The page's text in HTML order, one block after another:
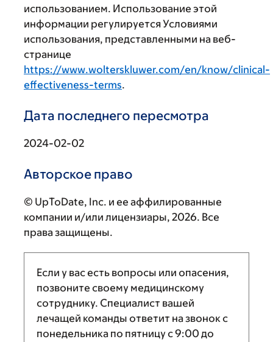
использованием. Использование этой
информации регулируется Условиями
использования, представленными на веб-
странице
https://www.wolterskluwer.com/en/know/clinical-
effectiveness-terms.
Дата последнего пересмотра
2024-02-02
Авторское право
© UpToDate, Inc. и ее аффилированные
компании и/или лицензиары, 2026. Все
права защищены.
Если у вас есть вопросы или опасения,
позвоните своему медицинскому
сотруднику. Специалист вашей
лечащей команды ответит на звонок с
понедельника по пятницу с9:00 до